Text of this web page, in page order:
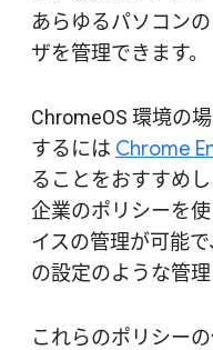
あらゆるパソコン
ザを管理できます。
ChromeOS 環境の
するには Chrome
ることをおすすめ
企業のポリシーを
イスの管理が可能
の設定のような管
これらのポリシー